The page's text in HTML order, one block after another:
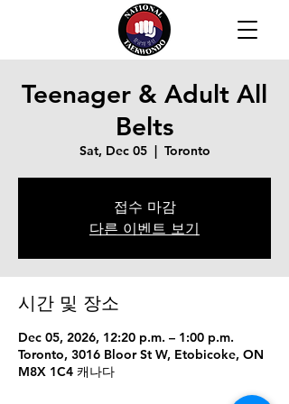
Teenager & Adult All
Belts
Sat, Dec 05
  |
Toronto
접수 마감
다른 이벤트 보기
시간 및 장소
Dec 05, 2026, 12:20 p.m. – 1:00 p.m.
Toronto, 3016 Bloor St W, Etobicoke, ON
M8X 1C4 캐나다